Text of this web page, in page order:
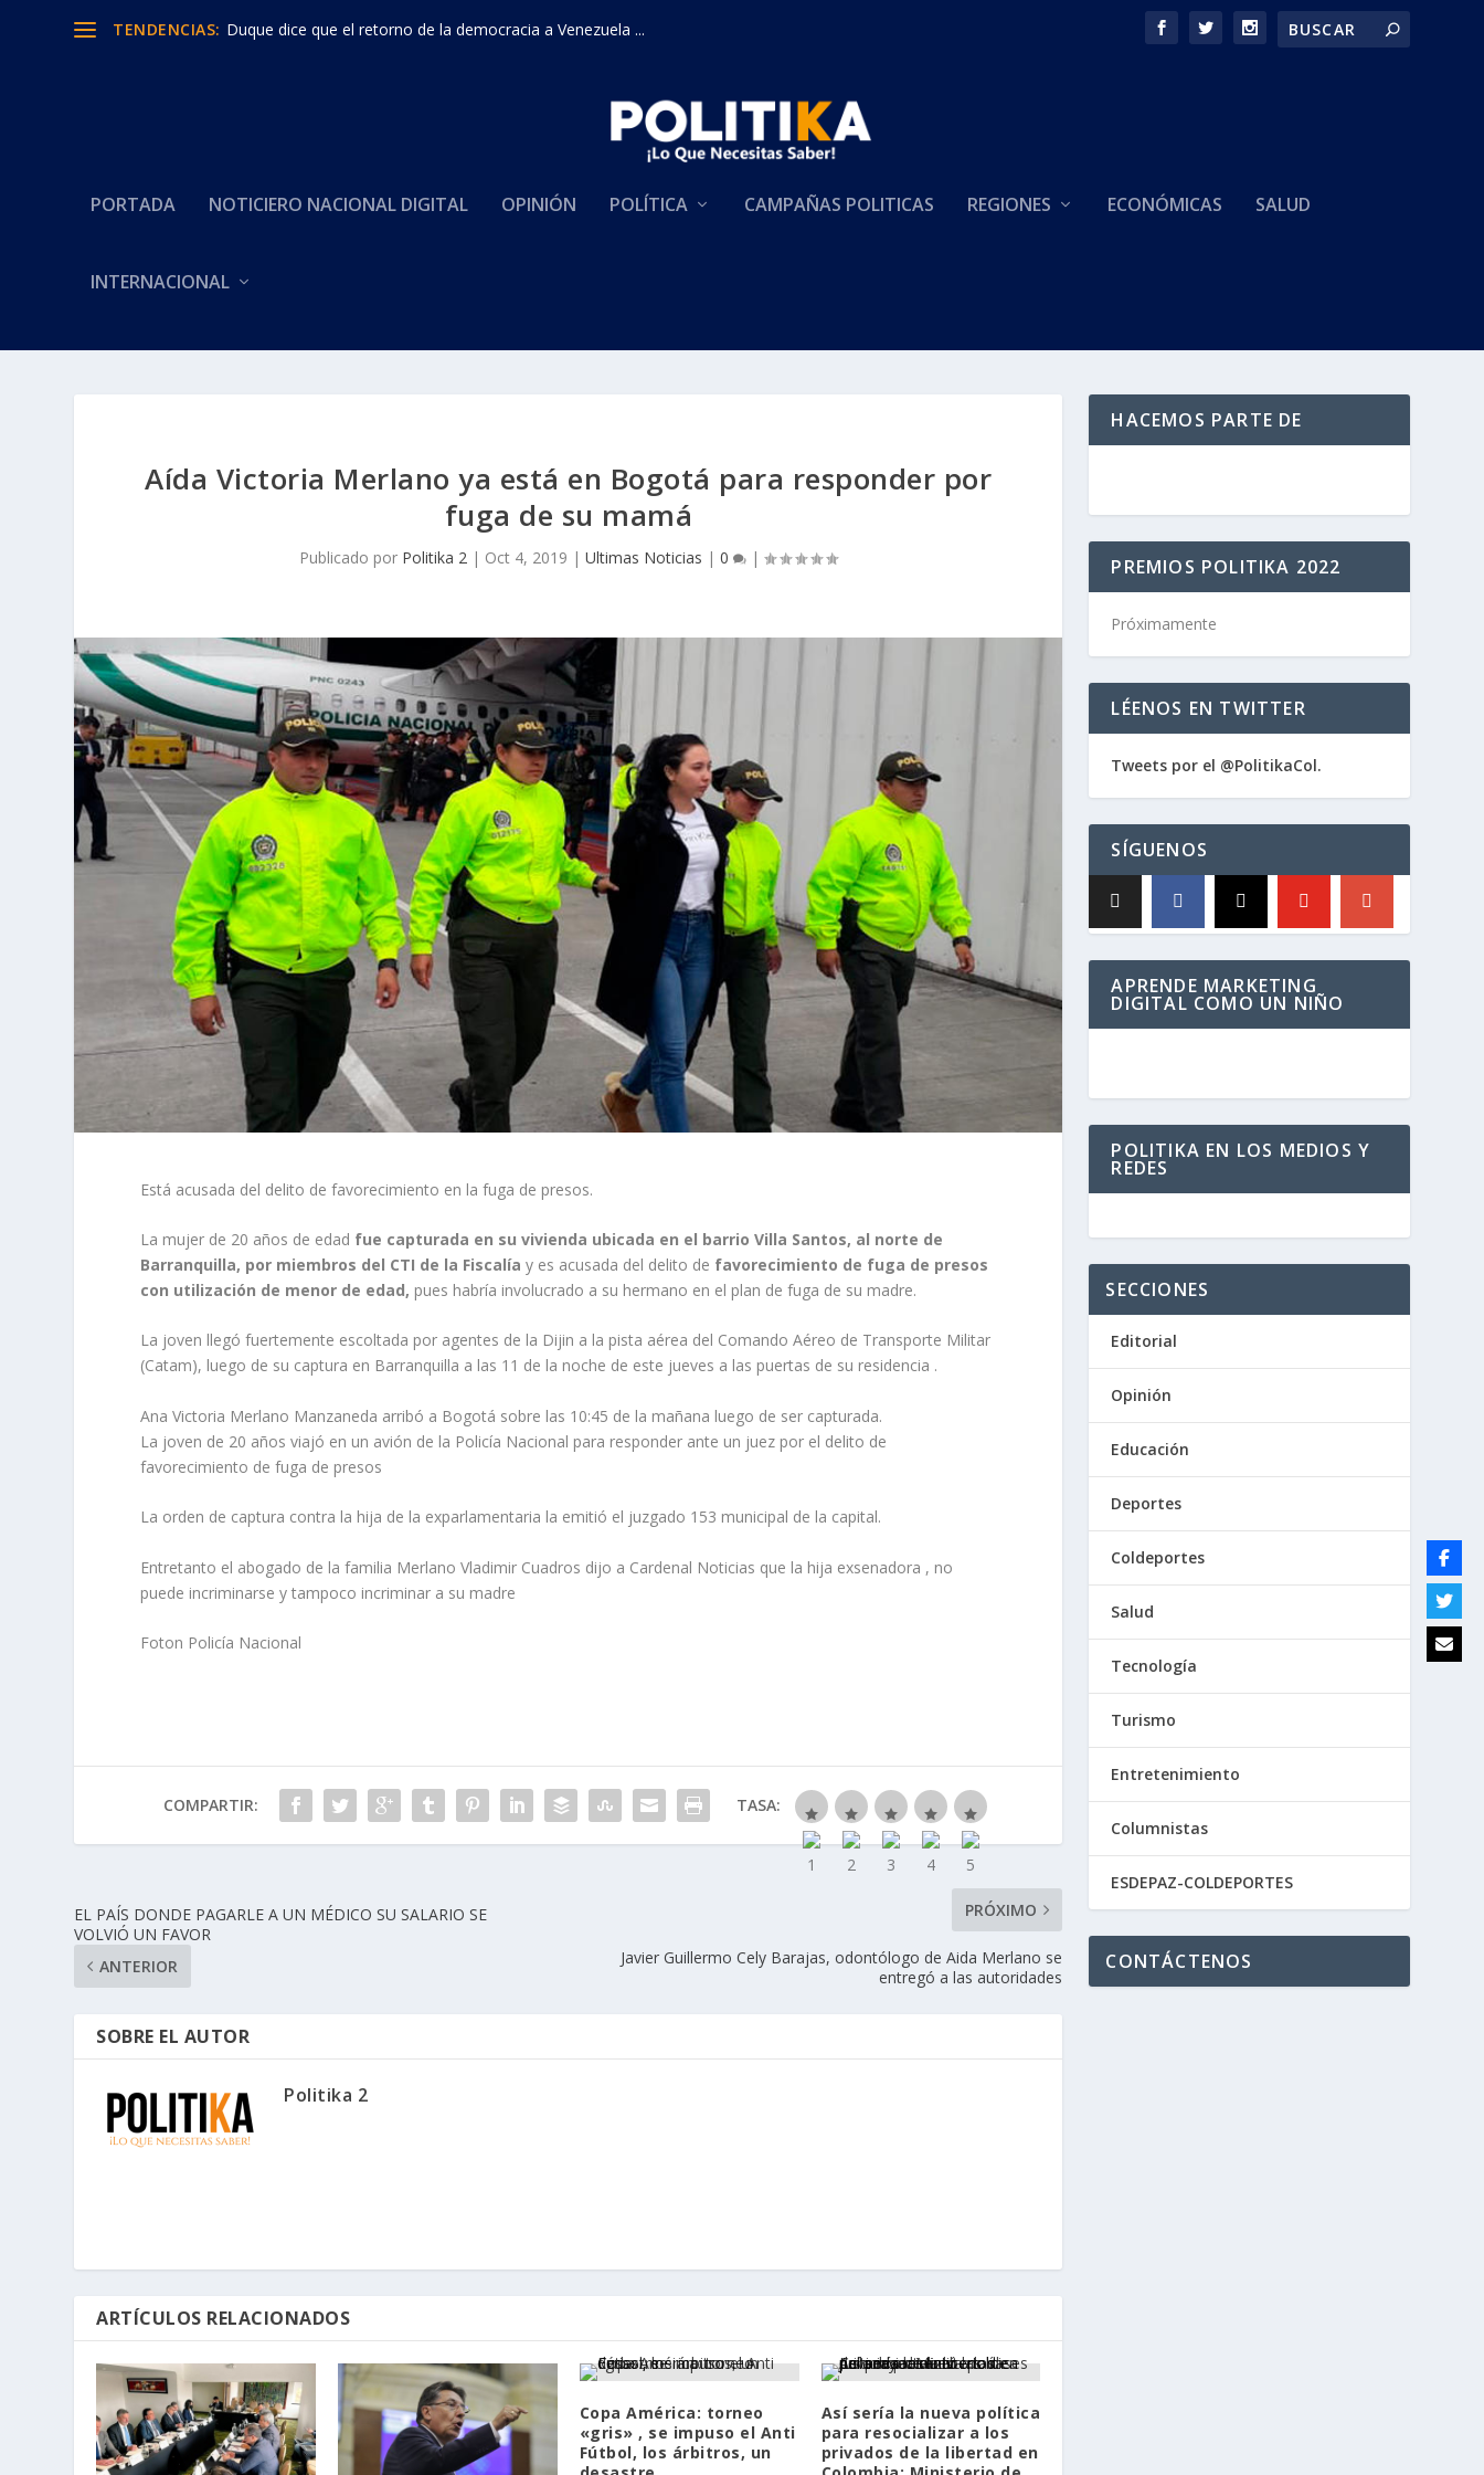
TENDENCIAS: Duque dice que el retorno de la democracia a Venezuela ...
PORTADA NOTICIERO NACIONAL DIGITAL OPINIÓN POLÍTICA CAMPAÑAS POLITICAS REGIONES ECONÓMICAS SALUD
INTERNACIONAL
Aída Victoria Merlano ya está en Bogotá para responder por
fuga de su mamá
Publicado por Politika 2 | Oct 4, 2019 |Ultimas Noticias |0 |
Está acusada del delito de favorecimiento en la fuga de presos.
La mujer de 20 años de edad fue capturada en su vivienda ubicada en el barrio Villa Santos, al norte de
Barranquilla, por miembros del CTI de la Fiscalíay es acusada del delito de favorecimiento de fuga de presos
con utilización de menor de edad, pues habría involucrado a su hermano en el plan de fuga de su madre.
La joven llegó fuertemente escoltada por agentes de la Dijin a la pista aérea del Comando Aéreo de Transporte Militar
(Catam), luego de su captura en Barranquilla a las 11 de la noche de este jueves a las puertas de su residencia .
Ana Victoria Merlano Manzaneda arribó a Bogotá sobre las 10:45 de la mañana luego de ser capturada.
La joven de 20 años viajó en un avión de la Policía Nacional para responder ante un juez por el delito de
favorecimiento de fuga de presos
La orden de captura contra la hija de la exparlamentaria la emitió el juzgado 153 municipal de la capital.
Entretanto el abogado de la familia Merlano Vladimir Cuadros dijo a Cardenal Noticias que la hija exsenadora , no
puede incriminarse y tampoco incriminar a su madre
Foton Policía Nacional
COMPARTIR: TASA:
EL PAÍS DONDE PAGARLE A UN MÉDICO SU SALARIO SE
VOLVIÓ UN FAVOR
ANTERIOR
PRÓXIMO
Javier Guillermo Cely Barajas, odontólogo de Aida Merlano se
entregó a las autoridades
SOBRE EL AUTOR
Politika 2
ARTÍCULOS RELACIONADOS
Copa América: torneo
«gris» , se impuso el Anti
Fútbol, los árbitros, un
Así sería la nueva política
para resocializar a los
privados de la libertad en
HACEMOS PARTE DE
PREMIOS POLITIKA 2022
Próximamente
LÉENOS EN TWITTER
Tweets por el @PolitikaCol.
SÍGUENOS
APRENDE MARKETING
DIGITAL COMO UN NIÑO
POLITIKA EN LOS MEDIOS Y
REDES
SECCIONES
Editorial
Opinión
Educación
Deportes
Coldeportes
Salud
Tecnología
Turismo
Entretenimiento
Columnistas
ESDEPAZ-COLDEPORTES
CONTÁCTENOS